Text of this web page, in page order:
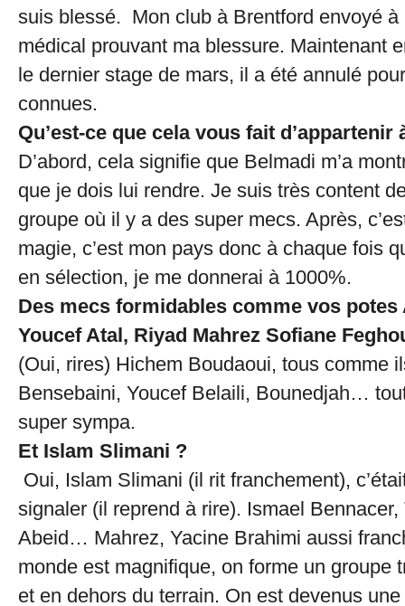
suis blessé. Mon club à Brentford envoyé à
médical prouvant ma blessure. Maintenant
le dernier stage de mars, il a été annulé
connues.
Qu’est-ce que cela vous fait d’appartenir
D’abord, cela signifie que Belmadi m’a
que je dois lui rendre. Je suis très content
groupe où il y a des super mecs. Après,
magie, c’est mon pays donc à chaque fois
en sélection, je me donnerai à 1000%.
Des mecs formidables comme vos potes
Youcef Atal, Riyad Mahrez Sofiane
(Oui, rires) Hichem Boudaoui, tous comme
Bensebaini, Youcef Belaili, Bounedjah…
super sympa.
Et Islam Slimani ?
Oui, Islam Slimani (il rit franchement),
signaler (il reprend à rire). Ismael Bennacer,
Abeid… Mahrez, Yacine Brahimi aussi
monde est magnifique, on forme un groupe
et en dehors du terrain. On est devenus